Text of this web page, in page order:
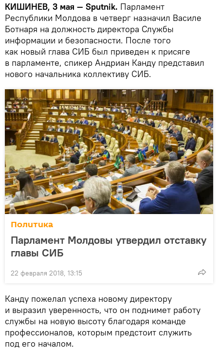
КИШИНЕВ, 3 мая — Sputnik. Парламент
Республики Молдова в четверг назначил Василе
Ботнаря на должность директора Службы
информации и безопасности. После того
как новый глава СИБ был приведен к присяге
в парламенте, спикер Андриан Канду представил
нового начальника коллективу СИБ.
Политика
Парламент Молдовы утвердил отставку
главы СИБ
22 февраля 2018, 13:15
Канду пожелал успеха новому директору
и выразил уверенность, что он поднимет работу
службы на новую высоту благодаря команде
профессионалов, которым предстоит служить
под его началом.